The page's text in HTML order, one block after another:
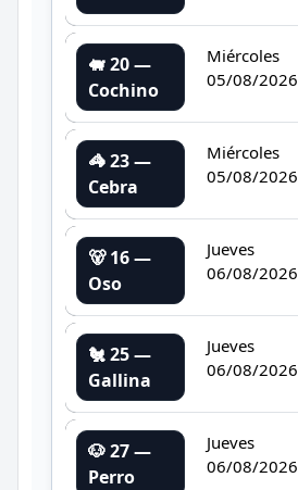
🐖 20 —
Cochino
Miércoles
05/08/2026
🦓 23 —
Cebra
Miércoles
05/08/2026
🐻 16 —
Oso
Jueves
06/08/2026
🐔 25 —
Gallina
Jueves
06/08/2026
🐶 27 —
Perro
Jueves
06/08/2026